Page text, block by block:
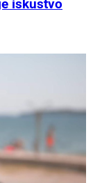
iskustvo